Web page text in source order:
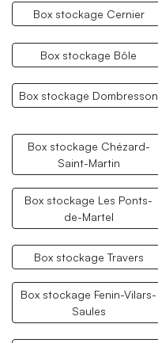
Box stockage Cernier
Box stockage Bôle
Box stockage Dombresson
Box stockage Chézard-
Saint-Martin
Box stockage Les Ponts-
de-Martel
Box stockage Travers
Box stockage Fenin-Vilars-
Saules